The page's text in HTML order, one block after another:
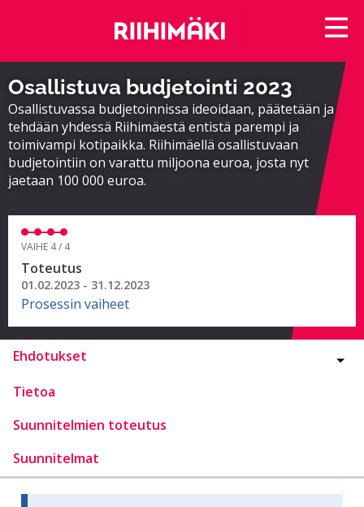
Osallistuva budjetointi 2023
Osallistuvassa budjetoinnissa ideoidaan, päätetään ja
tehdään yhdessä Riihimäestä entistä parempi ja
toimivampi kotipaikka. Riihimäellä osallistuvaan
budjetointiin on varattu miljoona euroa, josta nyt
jaetaan 100 000 euroa.
VAIHE 4 / 4
Toteutus
01.02.2023 - 31.12.2023
Prosessin vaiheet
Ehdotukset
Tietoa
Suunnitelmien toteutus
Suunnitelmat